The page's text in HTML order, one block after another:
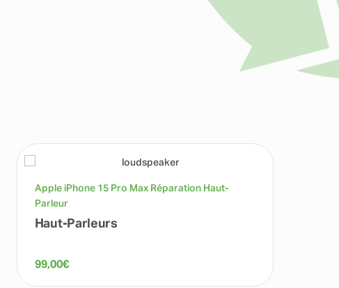
Apple iPhone 15 Pro Max Réparation Haut-
Parleur
Haut-Parleurs
99,00€